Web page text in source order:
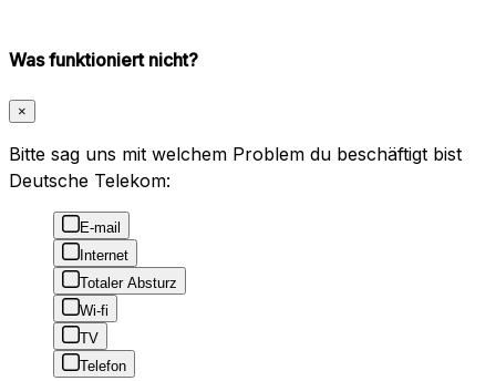
Was funktioniert nicht?
×
Bitte sag uns mit welchem Problem du beschäftigt bist
Deutsche Telekom:
E-mail
Internet
Totaler Absturz
Wi-fi
TV
Telefon